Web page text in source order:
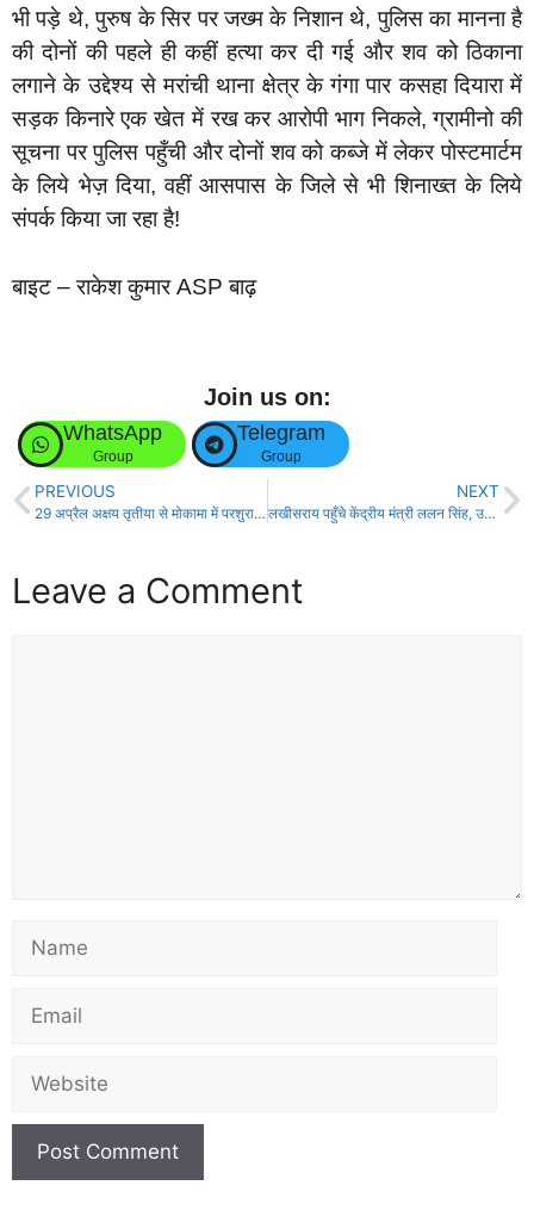
भी पड़े थे, पुरुष के सिर पर जख्म के निशान थे, पुलिस का मानना है
की दोनों की पहले ही कहीं हत्या कर दी गई और शव को ठिकाना
लगाने के उद्देश्य से मरांची थाना क्षेत्र के गंगा पार कसहा दियारा में
सड़क किनारे एक खेत में रख कर आरोपी भाग निकले, ग्रामीनो की
सूचना पर पुलिस पहुँची और दोनों शव को कब्जे में लेकर पोस्टमार्टम
के लिये भेज़ दिया, वहीं आसपास के जिले से भी शिनाख्त के लिये
संपर्क किया जा रहा है!
बाइट – राकेश कुमार ASP बाढ़
Join us on:
WhatsApp
Group
Telegram
Group
PREVIOUS
29 अप्रैल अक्षय तृतीया से मोकामा में परशुराम जन्मोत्सव महायज्ञ का भव्य आयोजन!
NEXT
लखीसराय पहुँचे केंद्रीय मंत्री ललन सिंह, उपमुख्यमंत्री विजय सिन्हा ने किया जोरदार स्वागत!
Leave a Comment